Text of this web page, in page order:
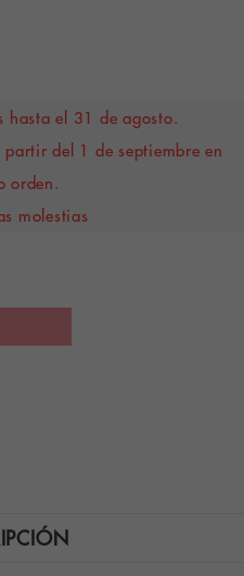
hasta el 31 de agosto.
del 1 de septiembre en
orden.
molestias